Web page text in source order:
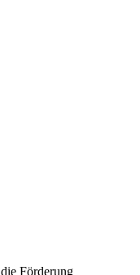
Förderung